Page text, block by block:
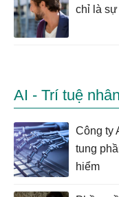
chỉ là sự
AI - Trí tuệ
Công ty
tung
hiểm